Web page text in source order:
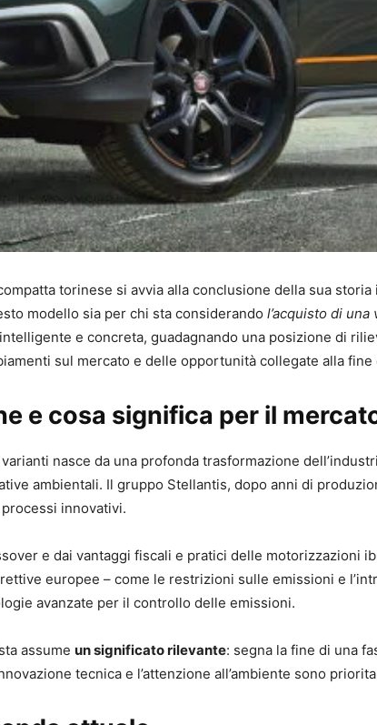
torinese si avvia alla conclusione della sua storia
modello sia per chi sta considerando l’acquisto di
e concreta, guadagnando una posizione di
sul mercato e delle opportunità collegate alla
e cosa significa per il
nasce da una profonda trasformazione
ambientali. Il gruppo Stellantis, dopo anni di
innovativi.
e dai vantaggi fiscali e pratici delle motorizzazioni
europee – come le restrizioni sulle emissioni e
avanzate per il controllo delle emissioni.
assume un significato rilevante: segna la fine di una
tecnica e l’attenzione all’ambiente sono